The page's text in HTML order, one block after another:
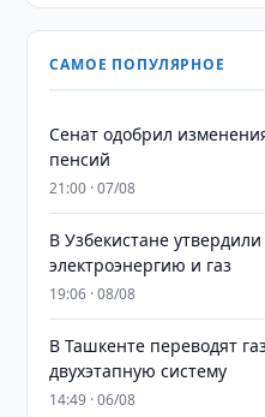
САМОЕ ПОПУЛЯРНОЕ
Сенат одобрил
пенсий
21:00 · 07/08
В Узбекистане
электроэнергию и газ
19:06 · 08/08
В Ташкенте переводят
двухэтапную систему
14:49 · 06/08